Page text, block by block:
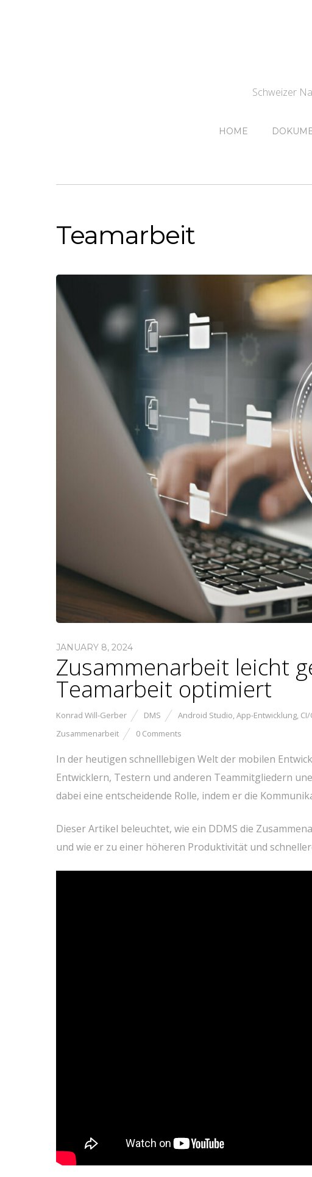
Schweizer
HOME
Teamarbeit
JANUARY 8, 2024
Zusammenarbeit leicht
Teamarbeit optimiert
Konrad Will-Gerber DMS Android Studio App-Entwicklung CI/
Zusammenarbeit
0 Comments
In der heutigen schnelllebigen Welt der mobilen
Entwicklern, Testern und anderen Teammitgliedern
dabei eine entscheidende Rolle, indem er die
Dieser Artikel beleuchtet, wie ein DDMS die
und wie er zu einer höheren Produktivität und